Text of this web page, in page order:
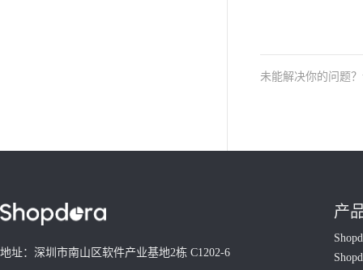
未能解决你的问题
地址：深圳市南山区软件产业基地2栋 C1202-6
产